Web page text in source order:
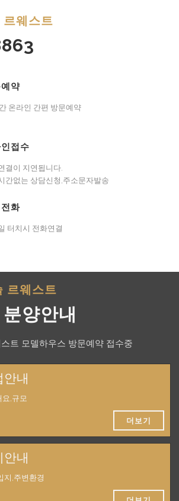
웨스트
약
온라인 간편 방문예약
접수
결이 지연됩니다.
간없는 상담신청,주소문자발송
화
터치시 전화연결
르웨스트
양안내
트 모델하우스 방문예약 접수중
안내
,규모
더보기
안내
지,주변환경